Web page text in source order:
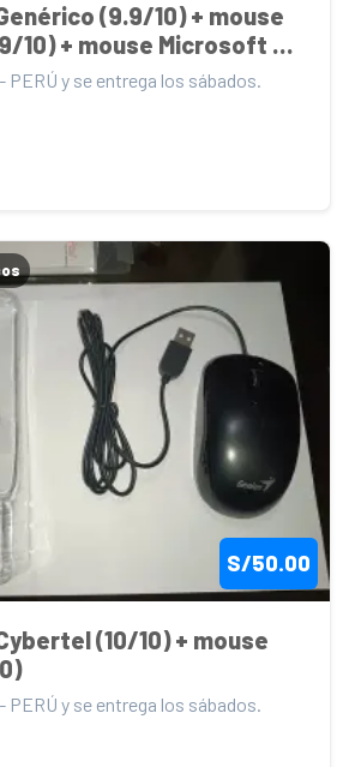
(9.9/10) + mouse
10) + mouse Microsoft
PERÚ y se entrega los sábados.
10...
S/50.00
(10/10) + mouse
PERÚ y se entrega los sábados.